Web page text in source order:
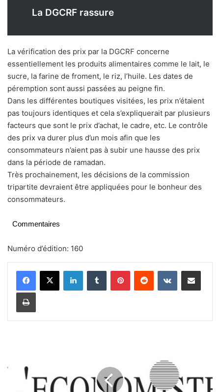
La DGCRF rassure
La vérification des prix par la DGCRF concerne
essentiellement les produits alimentaires comme le lait, le
sucre, la farine de froment, le riz, l’huile. Les dates de
péremption sont aussi passées au peigne fin.
Dans les différentes boutiques visitées, les prix n’étaient
pas toujours identiques et cela s’expliquerait par plusieurs
facteurs que sont le prix d’achat, le cadre, etc. Le contrôle
des prix va durer plus d’un mois afin que les
consommateurs n’aient pas à subir une hausse des prix
dans la période de ramadan.
Très prochainement, les décisions de la commission
tripartite devraient être appliquées pour le bonheur des
consommateurs.
Commentaires
Numéro d’édition: 160